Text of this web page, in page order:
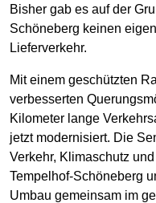
Bisher gab es auf der
Schöneberg keinen
Lieferverkehr.
Mit einem geschützten
verbesserten
Kilometer lange
jetzt modernisiert. Die
Verkehr, Klimaschutz
Tempelhof-Schöneberg
Umbau gemeinsam im